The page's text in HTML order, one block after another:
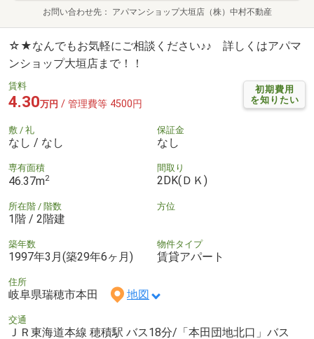
お問い合わせ先 アパマンショップ大垣店（株）中村不動産
☆★なんでもお気軽にご相談ください♪♪ 詳しくはアパマ
ンショップ大垣店まで！！
初期費用
を知りたい
賃料
4.30万円 / 管理費等 4500円
敷 / 礼
なし / なし
保証金
なし
専有面積
46.37m2
間取り
2DK(ＤＫ)
所在階 / 階数
1階 / 2階建
方位
築年数
1997年3月(築29年6ヶ月)
物件タイプ
賃貸アパート
住所
岐阜県瑞穂市本田 地図
交通
ＪＲ東海道本線 穂積駅 バス18分/「本田団地北口」バス